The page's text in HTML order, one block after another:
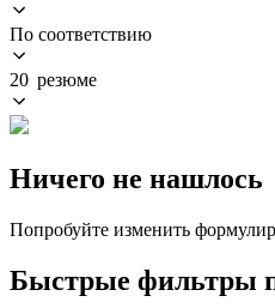
По соответствию
20 резюме
Ничего не нашлось
Попробуйте изменить
Быстрые фильтры